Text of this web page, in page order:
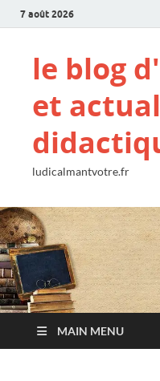
7 août 2026
le blog
et
ludicalmantvotre.fr
MAIN MENU